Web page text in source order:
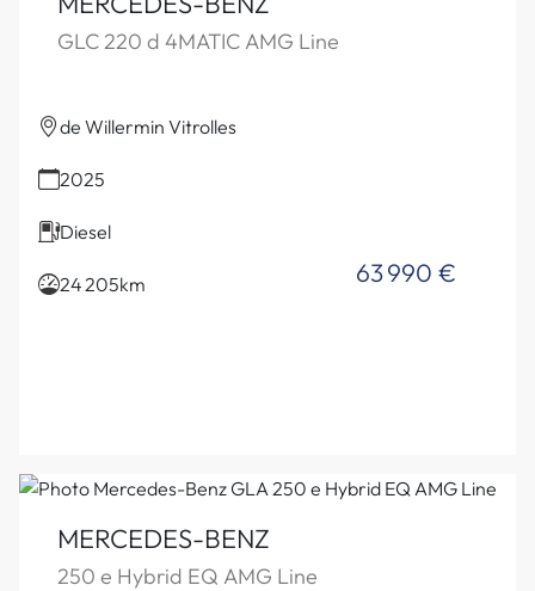
GLC 220 d 4MATIC AMG Line
de Willermin Vitrolles
2025
Diesel
24 205km 63 990 €
MERCEDES-BENZ
250 e Hybrid EQ AMG Line